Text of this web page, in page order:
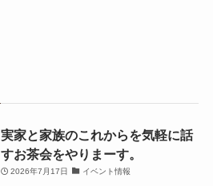
実家と家族のこれからを気軽に話
すお茶会をやりまーす。
2026年7月17日 イベント情報